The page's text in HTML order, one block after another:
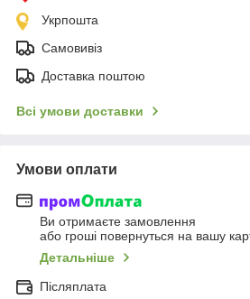
Укрпошта
Самовивіз
Доставка поштою
Всі умови доставки
Умови оплати
Ви отримаєте замовлення
або гроші повернуться на вашу
Детальніше
Післяплата